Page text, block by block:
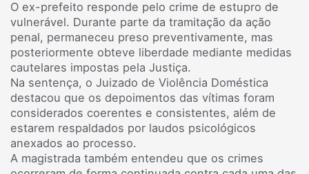
O ex-prefeito responde pelo crime de estupro de
vulnerável. Durante parte da tramitação da ação
penal, permaneceu preso preventivamente, mas
posteriormente obteve liberdade mediante medidas
cautelares impostas pela Justiça.
Na sentença, o Juizado de Violência Doméstica
destacou que os depoimentos das vítimas foram
considerados coerentes e consistentes, além de
estarem respaldados por laudos psicológicos
anexados ao processo.
A magistrada também entendeu que os crimes